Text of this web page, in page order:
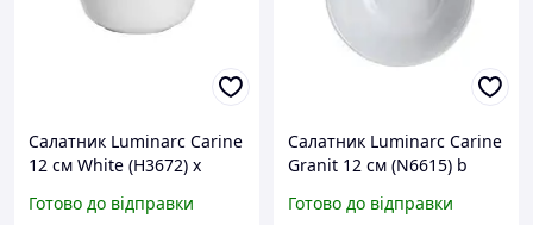
Салатник Luminarc Carine
12 см White (H3672) x
Готово до відправки
Салатник Luminarc Carine
Granit 12 см (N6615) b
Готово до відправки